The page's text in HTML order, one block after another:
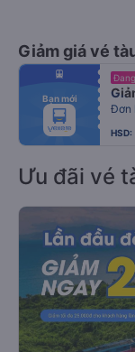
Giảm giá vé
fiber_manual_record
fiber_manual_record
fiber_manual_record
fiber_manual_record
fiber_manual_record
fiber_manual_record
fiber_manual_record
Bạn mới
Đơn
HSD:
Ưu đãi vé